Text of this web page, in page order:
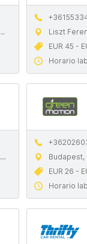
Liszt
EUR 45 -
Horario
Budapest,
EUR 26 -
Horario